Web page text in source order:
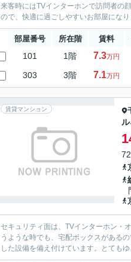
来客時にはTVインターホンで訪問者の
ので、快適に過ごしやすいお部屋にな
部屋番号 所在階 賃料
101 1階 7.3万円
303 3階 7.1万円
賃貸マンション
セキュリティ面は、TVインターホン・
うような時でも、宅配ボックスがある
した設備を備え付けています。とても